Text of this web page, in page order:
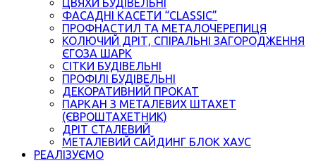
ЦВЯХИ БУДІВЕЛЬНІ
ФАСАДНІ КАСЕТИ “CLASSIC”
ПРОФНАСТИЛ ТА МЕТАЛОЧЕРЕПИЦЯ
КОЛЮЧИЙ ДРІТ, СПІРАЛЬНІ ЗАГОРОДЖЕННЯ
ЄГОЗА ШАРК
СІТКИ БУДІВЕЛЬНІ
ПРОФІЛІ БУДІВЕЛЬНІ
ДЕКОРАТИВНИЙ ПРОКАТ
ПАРКАН З МЕТАЛЕВИХ ШТАХЕТ
(ЄВРОШТАХЕТНИК)
ДРІТ СТАЛЕВИЙ
МЕТАЛЕВИЙ САЙДИНГ БЛОК ХАУС
РЕАЛІЗУЄМО